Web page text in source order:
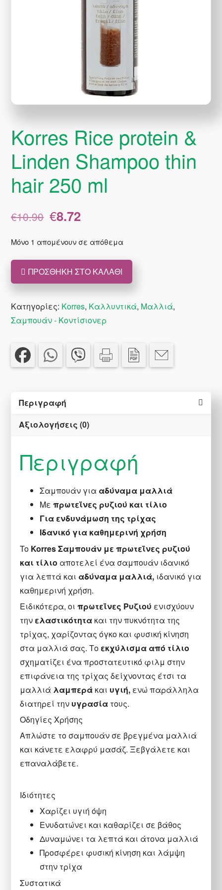
Korres Rice protein &
Linden Shampoo thin
hair 250 ml
€10.90 Original
price
€10.90.
€8.72
είναι:
€8.72.
Μόνο 1 απομένουν σε απόθεμα
Korres
Rice
protein
&
Shampoo
thin
ml
ΠΡΟΣΘΉΚΗ ΣΤΟ ΚΑΛΆΘΙ
Κατηγορίες: Korres, Καλλυντικά, Μαλλιά,
Σαμπουάν - Κοντίσιονερ
Περιγραφή
Αξιολογήσεις (0)
Περιγραφή
Σαμπουάν για αδύναμα μαλλιά
Μεπρωτεΐνες ρυζιού και τίλιο
Για ενδυνάμωση της τρίχας
Ιδανικό για καθημερινή χρήση
To Korres Σαμπουάν με πρωτεΐνες ρυζιού
και τίλιο αποτελεί ένα σαμπουάν ιδανικό
για λεπτά και αδύναμα μαλλιά, ιδανικό για
καθημερινή χρήση.
Ειδικότερα, οιπρωτεΐνες Ρυζιού ενισχύουν
την ελαστικότητα και την πυκνότητα της
τρίχας, χαρίζοντας όγκο και φυσική κίνηση
στα μαλλιά σας. Το εκχύλισμα από τίλιο
σχηματίζει ένα προστατευτικό φιλμ στην
επιφάνεια της τρίχας δείχνοντας έτσι τα
μαλλιά λαμπερά και υγιή, ενώ παράλληλα
διατηρεί την υγρασία τους.
Οδηγίες Χρήσης
Απλώστε το σαμπουάν σε βρεγμένα μαλλιά
και κάνετε ελαφρύ μασάζ. Ξεβγάλετε και
επαναλάβετε.
Ιδιότητες
Χαρίζει υγιή όψη
Ενυδατώνει και καθαρίζει σε βάθος
Δυναμώνει τα λεπτά και άτονα μαλλιά
Προσφέρει φυσική κίνηση και λάμψη
στην τρίχα
Συστατικά